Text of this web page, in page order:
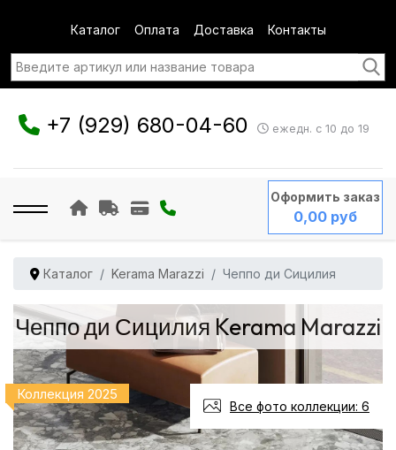
Каталог Оплата Доставка Контакты
+7 (929) 680-04-60 ежедн. с 10 до 19
Оформить заказ
0,00 руб
Каталог Kerama Marazzi Чеппо ди Сицилия
Коллекция 2025
Чеппо ди Сицилия Kerama Marazzi
Все фото коллекции: 6